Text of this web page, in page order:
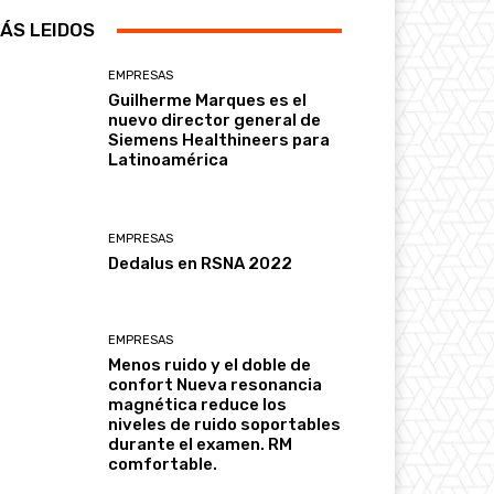
LEIDOS
EMPRESAS
Guilherme Marques es el
nuevo director general de
Siemens Healthineers para
Latinoamérica
EMPRESAS
Dedalus en RSNA 2022
EMPRESAS
Menos ruido y el doble de
confort Nueva resonancia
magnética reduce los
niveles de ruido soportables
durante el examen. RM
comfortable.